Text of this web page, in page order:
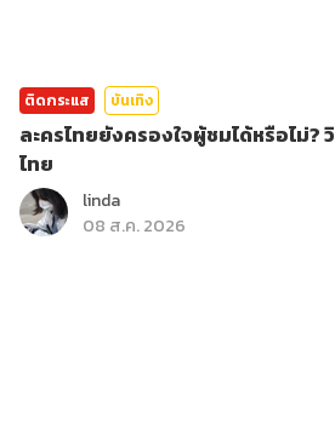
ติดกระแส บันเทิง
ละครไทยยังครองใจผู้ชมได้หรือไม่?
ไทย
linda
08 ส.ค. 2026